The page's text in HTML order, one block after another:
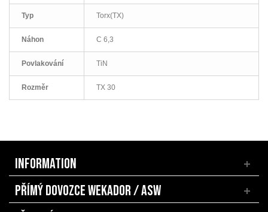
Typ Torx(TX)
Náhon C 6,3
Povlakování TiN
Rozměr TX 30
INFORMATION
PŘÍMÝ DOVOZCE WEKADOR / ASW